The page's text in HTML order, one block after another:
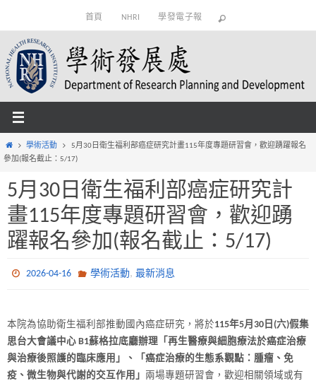
content
首頁 NHRI 學發電子報
Home學術活動
5月30日衛生福利部癌症研究計畫115年度專題研習會，歡迎踴躍報名
參加(報名截止：5/17)
5月30日衛生福利部癌症研究計
畫115年度專題研習會，歡迎踴
躍報名參加(報名截止：5/17)
2026-04-16 學術活動, 最新消息
本院為協助衛生福利部推動國內癌症研究，將於115年5月30日(六)假集
思台大會議中心 B1蘇格拉底廳辦理「再生醫療與細胞療法於癌症治療
與治療後照護的臨床應用」、「癌症治療的生態系觀點：腫瘤、免
疫、微生物與代謝的交互作用」 兩場專題研習會，歡迎相關領域或有